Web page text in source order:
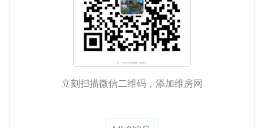
立刻扫描微信二维码，添加维房网